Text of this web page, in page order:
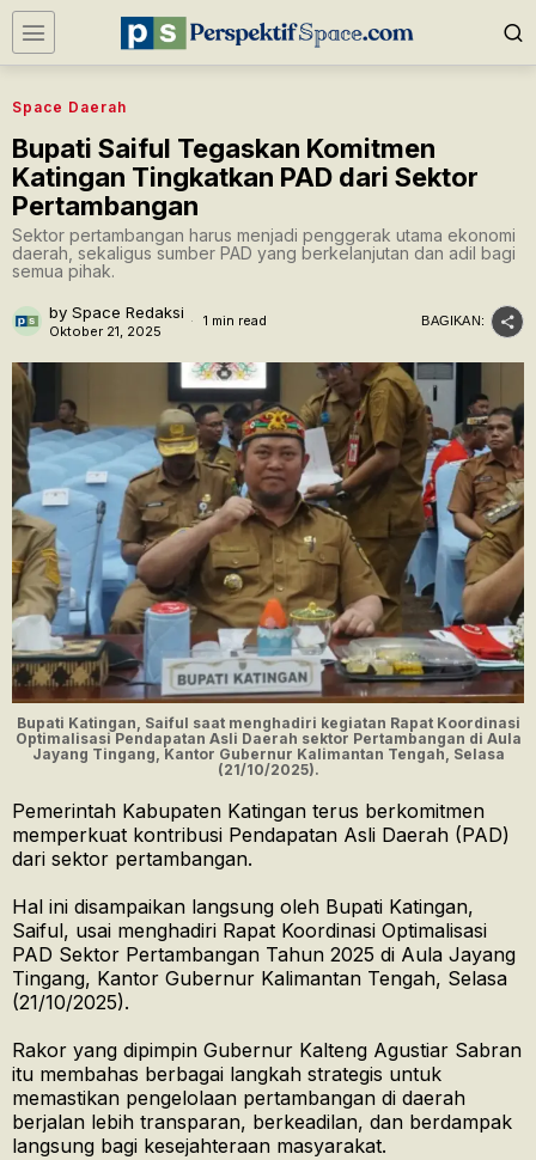
Space Daerah
Bupati Saiful Tegaskan Komitmen
Katingan Tingkatkan PAD dari Sektor
Pertambangan
Sektor pertambangan harus menjadi penggerak utama ekonomi
daerah, sekaligus sumber PAD yang berkelanjutan dan adil bagi
semua pihak.
by Space Redaksi
Oktober 21, 2025
1 min read BAGIKAN:
Bupati Katingan, Saiful saat menghadiri kegiatan Rapat Koordinasi
Optimalisasi Pendapatan Asli Daerah sektor Pertambangan di Aula
Jayang Tingang, Kantor Gubernur Kalimantan Tengah, Selasa
(21/10/2025).
Pemerintah Kabupaten Katingan terus berkomitmen
memperkuat kontribusi Pendapatan Asli Daerah (PAD)
dari sektor pertambangan.
Hal ini disampaikan langsung oleh Bupati Katingan,
Saiful, usai menghadiri Rapat Koordinasi Optimalisasi
PAD Sektor Pertambangan Tahun 2025 di Aula Jayang
Tingang, Kantor Gubernur Kalimantan Tengah, Selasa
(21/10/2025).
Rakor yang dipimpin Gubernur Kalteng Agustiar Sabran
itu membahas berbagai langkah strategis untuk
memastikan pengelolaan pertambangan di daerah
berjalan lebih transparan, berkeadilan, dan berdampak
langsung bagi kesejahteraan masyarakat.